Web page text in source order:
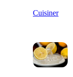
Cuisiner